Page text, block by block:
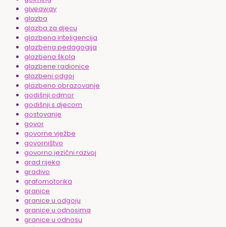
giveaway
glazba
glazba za djecu
glazbena inteligencija
glazbena pedagogija
glazbena škola
glazbene radionice
glazbeni odgoj
glazbeno obrazovanje
godišnji odmor
godišnji s djecom
gostovanje
govor
govorne vježbe
govorništvo
govorno jezični razvoj
grad rijeka
gradivo
grafomotorika
granice
granice u odgoju
granice u odnosima
granice u odnosu